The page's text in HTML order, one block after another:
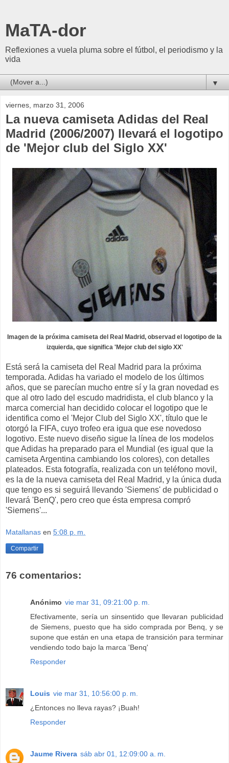
MaTA-dor
Reflexiones a vuela pluma sobre el fútbol, el periodismo y la
vida
▼
viernes, marzo 31, 2006
La nueva camiseta Adidas del Real
Madrid (2006/2007) llevará el logotipo
de 'Mejor club del Siglo XX'
Imagen de la próxima camiseta del Real Madrid, observad el logotipo de la
izquierda, que significa 'Mejor club del siglo XX'
Está será la camiseta del Real Madrid para la próxima
temporada. Adidas ha variado el modelo de los últimos
años, que se parecían mucho entre sí y la gran novedad es
que al otro lado del escudo madridista, el club blanco y la
marca comercial han decidido colocar el logotipo que le
identifica como el 'Mejor Club del Siglo XX', título que le
otorgó la FIFA, cuyo trofeo era igua que ese novedoso
logotivo. Este nuevo diseño sigue la línea de los modelos
que Adidas ha preparado para el Mundial (es igual que la
camiseta Argentina cambiando los colores), con detalles
plateados. Esta fotografía, realizada con un teléfono movil,
es la de la nueva camiseta del Real Madrid, y la única duda
que tengo es si seguirá llevando 'Siemens' de publicidad o
llevará 'BenQ', pero creo que ésta empresa compró
'Siemens'...
Matallanas en 5:08 p. m.
Compartir
76 comentarios:
Anónimo vie mar 31, 09:21:00 p. m.
Efectivamente, sería un sinsentido que llevaran publicidad
de Siemens, puesto que ha sido comprada por Benq, y se
supone que están en una etapa de transición para terminar
vendiendo todo bajo la marca 'Benq'
Responder
Louis vie mar 31, 10:56:00 p. m.
¿Entonces no lleva rayas? ¡Buah!
Responder
Jaume Rivera sáb abr 01, 12:09:00 a. m.